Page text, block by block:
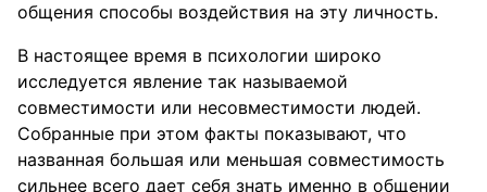
общения способы воздействия на эту личность.
В настоящее время в психологии широко
исследуется явление так называемой
совместимости или несовместимости людей.
Собранные при этом факты показывают, что
названная большая или меньшая совместимость
сильнее всего дает себя знать именно в общении